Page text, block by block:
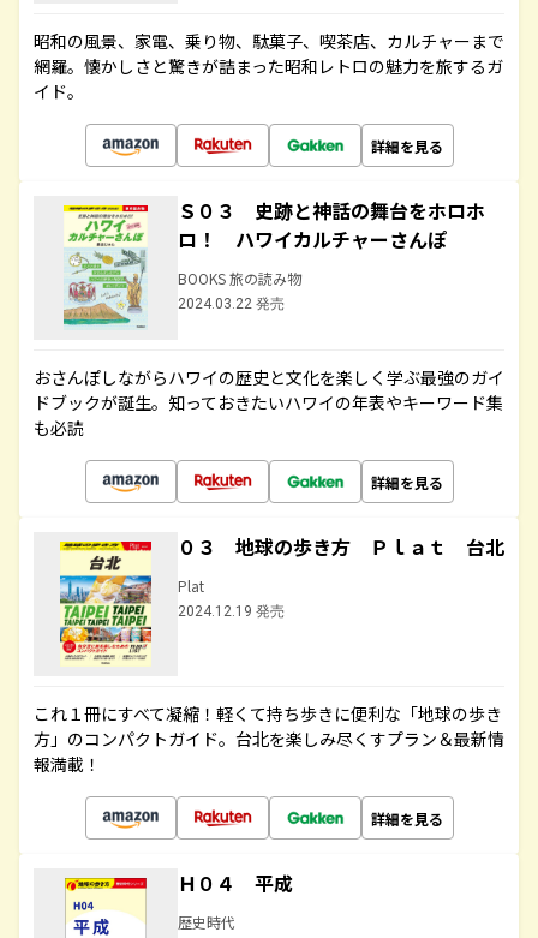
昭和の風景、家電、乗り物、駄菓子、喫茶店、カルチャーまで
網羅。懐かしさと驚きが詰まった昭和レトロの魅力を旅するガ
イド。
詳細を見る
Ｓ０３ 史跡と神話の舞台をホロホ
ロ！ ハワイカルチャーさんぽ
BOOKS 旅の読み物
2024.03.22 発売
おさんぽしながらハワイの歴史と文化を楽しく学ぶ最強のガイ
ドブックが誕生。知っておきたいハワイの年表やキーワード集
も必読
詳細を見る
０３ 地球の歩き方 Ｐｌａｔ 台北
Plat
2024.12.19 発売
これ１冊にすべて凝縮！軽くて持ち歩きに便利な「地球の歩き
方」のコンパクトガイド。台北を楽しみ尽くすプラン＆最新情
報満載！
詳細を見る
Ｈ０４ 平成
歴史時代